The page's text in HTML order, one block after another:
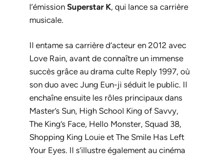
l’émission Superstar K, qui lance sa carrière
musicale.
Il entame sa carrière d’acteur en 2012 avec
Love Rain, avant de connaître un immense
succès grâce au drama culte Reply 1997, où
son duo avec Jung Eun-ji séduit le public. Il
enchaîne ensuite les rôles principaux dans
Master’s Sun, High School King of Savvy,
The King’s Face, Hello Monster, Squad 38,
Shopping King Louie et The Smile Has Left
Your Eyes. Il s’illustre également au cinéma